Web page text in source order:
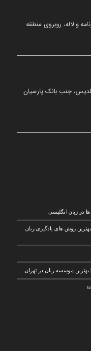
و لاله، روبروی منطقه
جنب بانک پارسیان
در زبان انگلیسی
روش های یادگیری زبان